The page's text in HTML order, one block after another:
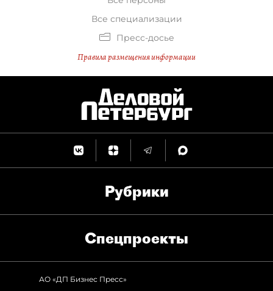
Все специализации
Пресс-досье
Правила размещения информации
Рубрики
Спец­проекты
АО «ДП Бизнес Пресс»